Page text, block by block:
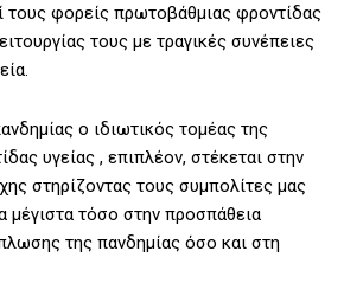
τους φορείς πρωτοβάθμιας φροντίδας
τους με τραγικές συνέπειες
ο ιδιωτικός τομέας της
υγείας , επιπλέον, στέκεται στην
στηρίζοντας τους συμπολίτες μας
τόσο στην προσπάθεια
της πανδημίας όσο και στη